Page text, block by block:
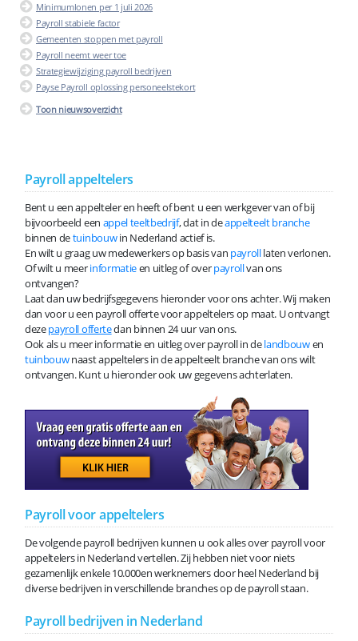
Minimumlonen per 1 juli 2026
Payroll stabiele factor
Gemeenten stoppen met payroll
Payroll neemt weer toe
Strategiewijziging payroll bedrijven
Payse Payroll oplossing personeelstekort
Toon nieuwsoverzicht
Payroll appeltelers
Bent u een appelteler en heeft of bent u een werkgever van of bij
bijvoorbeeld een appel teeltbedrijf, dat in deappelteelt branche
binnen detuinbouwin Nederland actief is.
En wilt u graag uw medewerkers op basis van payrolllaten verlonen.
Of wilt u meerinformatieen uitleg of overpayrollvan ons
ontvangen?
Laat dan uw bedrijfsgegevens hieronder voor ons achter. Wij maken
dan voor u een payroll offerte voor appeltelers op maat. U ontvangt
dezepayroll offertedan binnen 24 uur van ons.
Ook als u meer informatie en uitleg over payroll in delandbouwen
tuinbouwnaast appeltelers in de appelteelt branche van ons wilt
ontvangen. Kunt u hieronder ook uw gegevens achterlaten.
Payroll voor appeltelers
De volgende payroll bedrijven kunnen u ook alles over payroll voor
appeltelers in Nederland vertellen. Zij hebben niet voor niets
gezamenlijk enkele 10.000en werknemers door heel Nederland bij
diverse bedrijven in verschillende branches op de payroll staan.
Payroll bedrijven in Nederland